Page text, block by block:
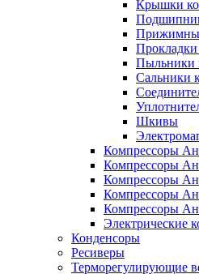
Крышки
Прокладки
Пыльники
Сальники
Шкивы
Компрессоры
Компрессоры
Компрессоры
Компрессоры
Компрессоры
Электрические
Конденсоры
Ресиверы
Терморегулирующие